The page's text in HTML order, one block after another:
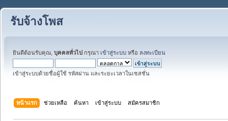
รับจ้างโพส
ยินดีต้อนรับคุณ, บุคคลทั่วไป กรุณา เข้าสู่ระบบ หรือ ลงทะเบียน
เข้าสู่ระบบด้วยชื่อผู้ใช้ รหัสผ่าน และระยะเวลาในเซสชั่น
หน้าแรก ช่วยเหลือ ค้นหา เข้าสู่ระบบ สมัครสมาชิก